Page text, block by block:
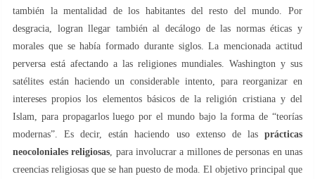
también la mentalidad de los habitantes del resto del mundo. Por
desgracia, logran llegar también al decálogo de las normas éticas y
morales que se había formado durante siglos. La mencionada actitud
perversa está afectando a las religiones mundiales. Washington y sus
satélites están haciendo un considerable intento, para reorganizar en
intereses propios los elementos básicos de la religión cristiana y del
Islam, para propagarlos luego por el mundo bajo la forma de “teorías
modernas”. Es decir, están haciendo uso extenso de lasprácticas
neocoloniales religiosas , para involucrar a millones de personas en unas
creencias religiosas que se han puesto de moda. El objetivo principal que